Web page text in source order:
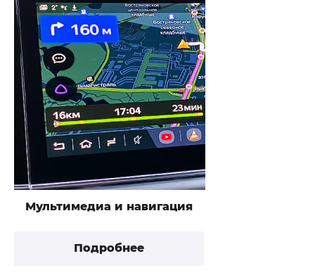
Мультимедиа и навигация
Подробнее